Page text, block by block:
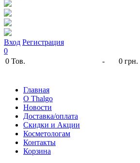
Вход Регистрация
0
0 Тов. -
0 грн.
Главная
O Thalgo
Новости
Доставка/оплата
Скидки и Акции
Косметологам
Контакты
Корзина